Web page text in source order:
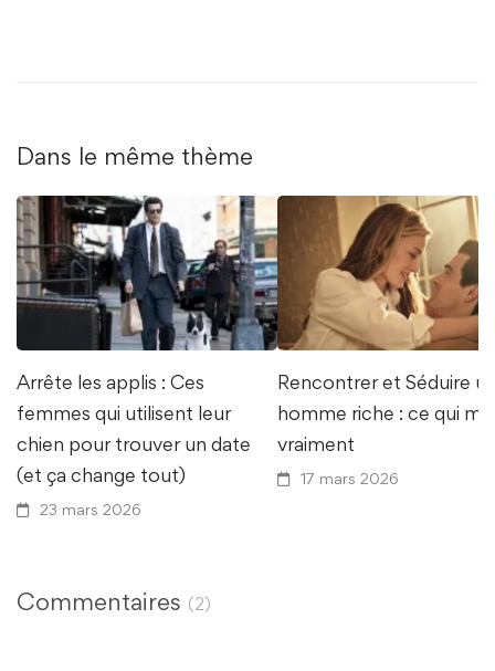
Dans le même thème
Arrête les applis : Ces
femmes qui utilisent leur
chien pour trouver un date
(et ça change tout)
23 mars 2026
Rencontrer et Séduire
homme riche : ce qui
vraiment
17 mars 2026
Commentaires (2)